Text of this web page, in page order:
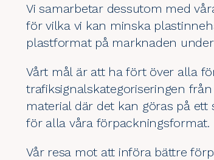
Vi samarbetar dessutom med
för vilka vi kan minska
plastformat på marknaden
Vårt mål är att ha fört över alla
trafiksignalskategoriseringen
material där det kan göras på
för alla våra förpackningsformat.
Vår resa mot att införa bättre